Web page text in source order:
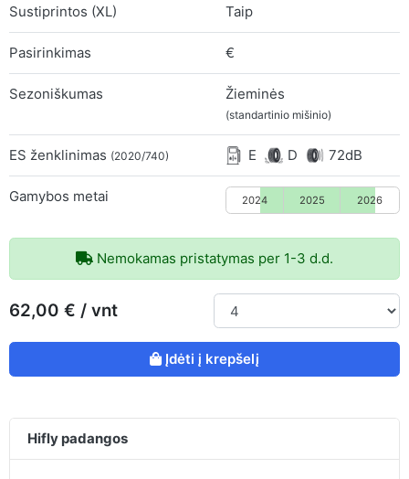
Sustiprintos (XL) Taip
Pasirinkimas €
Sezoniškumas Žieminės
(standartinio mišinio)
ES ženklinimas (2020/740) E D 72dB
Gamybos metai 2024 2025 2026
Nemokamas pristatymas per 1-3 d.d.
62,00 € / vnt
Įdėti į krepšelį
Hifly padangos